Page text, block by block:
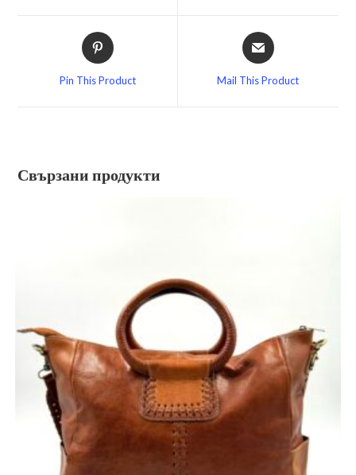
Opens
in
Pin This Product
Opens
in
Mail This Product
Свързани продукти